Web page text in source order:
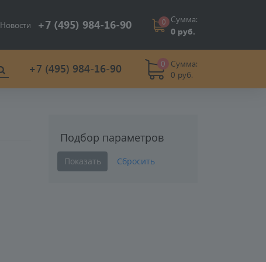
Новости +7 (495) 984-16-90 0 Сумма:
0 руб.
+7 (495) 984-16-90 0 Сумма:
0 руб.
Подбор параметров